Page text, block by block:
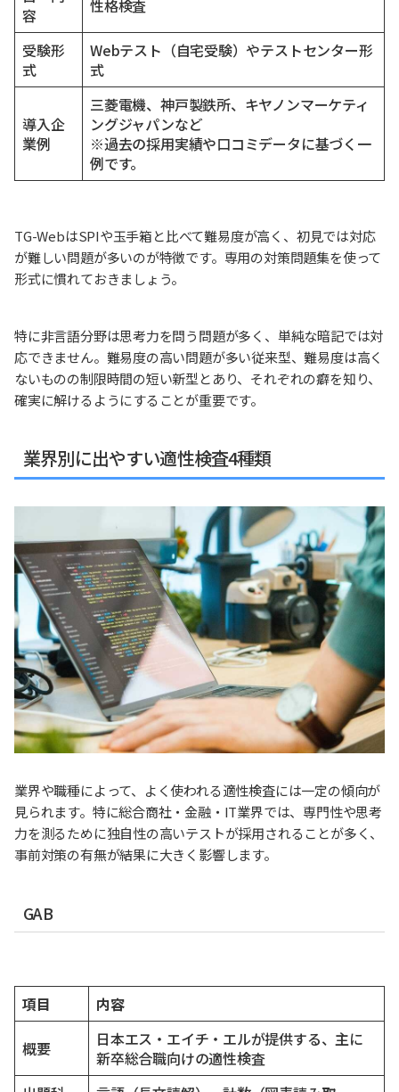
容
性格検査
受験形
式
Webテスト（自宅受験）やテストセンター形
式
導入企
業例
三菱電機、神戸製鉄所、キヤノンマーケティ
ングジャパンなど
※過去の採用実績や口コミデータに基づく一
例です。
TG-WebはSPIや玉手箱と比べて難易度が高く、初見では対応
が難しい問題が多いのが特徴です。専用の対策問題集を使って
形式に慣れておきましょう。
特に非言語分野は思考力を問う問題が多く、単純な暗記では対
応できません。難易度の高い問題が多い従来型、難易度は高く
ないものの制限時間の短い新型とあり、それぞれの癖を知り、
確実に解けるようにすることが重要です。
業界別に出やすい適性検査4種類
業界や職種によって、よく使われる適性検査には一定の傾向が
見られます。特に総合商社・金融・IT業界では、専門性や思考
力を測るために独自性の高いテストが採用されることが多く、
事前対策の有無が結果に大きく影響します。
GAB
項目 内容
概要
日本エス・エイチ・エルが提供する、主に
新卒総合職向けの適性検査